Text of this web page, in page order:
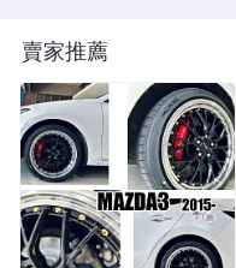
CUSCO / HARDRACE 各車
進氣套件 進氣系統 全系列
其它
賣家推薦